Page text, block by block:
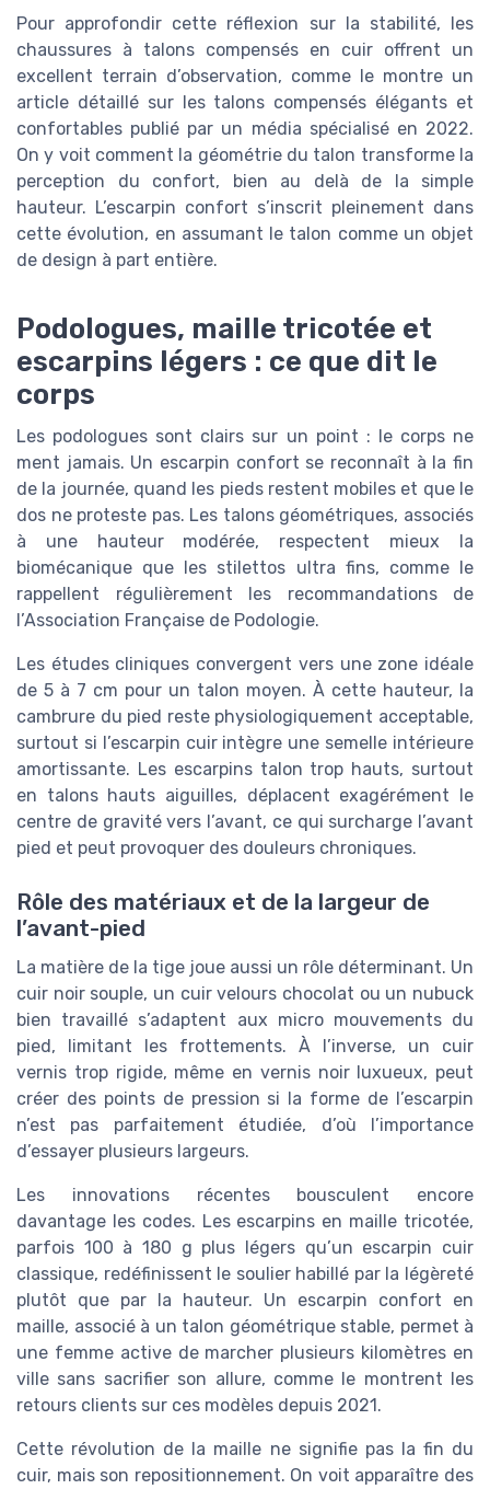
Pour approfondir cette réflexion sur la stabilité, les
chaussures à talons compensés en cuir offrent un
excellent terrain d’observation, comme le montre un
article détaillé sur les talons compensés élégants et
confortables publié par un média spécialisé en 2022.
On y voit comment la géométrie du talon transforme la
perception du confort, bien au delà de la simple
hauteur. L’escarpin confort s’inscrit pleinement dans
cette évolution, en assumant le talon comme un objet
de design à part entière.
Podologues, maille tricotée et
escarpins légers : ce que dit le
corps
Les podologues sont clairs sur un point : le corps ne
ment jamais. Un escarpin confort se reconnaît à la fin
de la journée, quand les pieds restent mobiles et que le
dos ne proteste pas. Les talons géométriques, associés
à une hauteur modérée, respectent mieux la
biomécanique que les stilettos ultra fins, comme le
rappellent régulièrement les recommandations de
l’Association Française de Podologie.
Les études cliniques convergent vers une zone idéale
de 5 à 7 cm pour un talon moyen. À cette hauteur, la
cambrure du pied reste physiologiquement acceptable,
surtout si l’escarpin cuir intègre une semelle intérieure
amortissante. Les escarpins talon trop hauts, surtout
en talons hauts aiguilles, déplacent exagérément le
centre de gravité vers l’avant, ce qui surcharge l’avant
pied et peut provoquer des douleurs chroniques.
Rôle des matériaux et de la largeur de
l’avant-pied
La matière de la tige joue aussi un rôle déterminant. Un
cuir noir souple, un cuir velours chocolat ou un nubuck
bien travaillé s’adaptent aux micro mouvements du
pied, limitant les frottements. À l’inverse, un cuir
vernis trop rigide, même en vernis noir luxueux, peut
créer des points de pression si la forme de l’escarpin
n’est pas parfaitement étudiée, d’où l’importance
d’essayer plusieurs largeurs.
Les innovations récentes bousculent encore
davantage les codes. Les escarpins en maille tricotée,
parfois 100 à 180 g plus légers qu’un escarpin cuir
classique, redéfinissent le soulier habillé par la légèreté
plutôt que par la hauteur. Un escarpin confort en
maille, associé à un talon géométrique stable, permet à
une femme active de marcher plusieurs kilomètres en
ville sans sacrifier son allure, comme le montrent les
retours clients sur ces modèles depuis 2021.
Cette révolution de la maille ne signifie pas la fin du
cuir, mais son repositionnement. On voit apparaître des